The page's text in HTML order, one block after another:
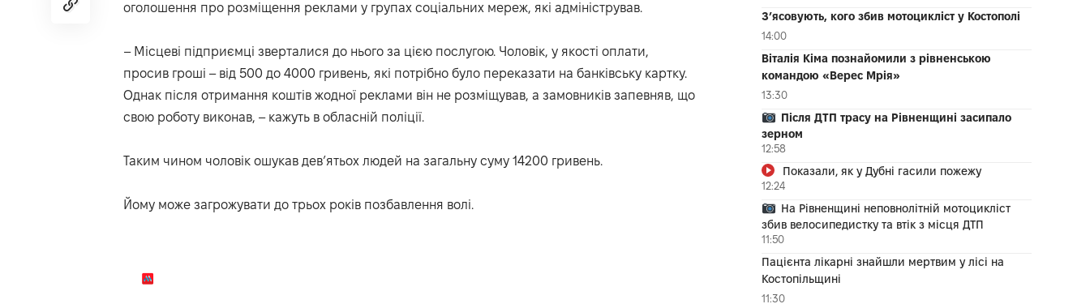
оголошення про розміщення реклами у групах соціальних мереж, які адміністрував.
– Місцеві підприємці зверталися до нього за цією послугою. Чоловік, у якості оплати,
просив гроші – від 500 до 4000 гривень, які потрібно було переказати на банківську картку.
Однак після отримання коштів жодної реклами він не розміщував, а замовників запевняв, що
свою роботу виконав, – кажуть в обласній поліції.
Таким чином чоловік ошукав дев’ятьох людей на загальну суму 14200 гривень.
Йому може загрожувати до трьох років позбавлення волі.
З’ясовують, кого збив мотоцикліст у Костополі
14:00
Віталія Кіма познайомили з рівненською
командою «Верес Мрія»
13:30
Після ДТП трасу на Рівненщині засипало
зерном
12:58
Показали, як у Дубні гасили пожежу
12:24
На Рівненщині неповнолітній мотоцикліст
збив велосипедистку та втік з місця ДТП
11:50
Пацієнта лікарні знайшли мертвим у лісі на
Костопільщині
11:30